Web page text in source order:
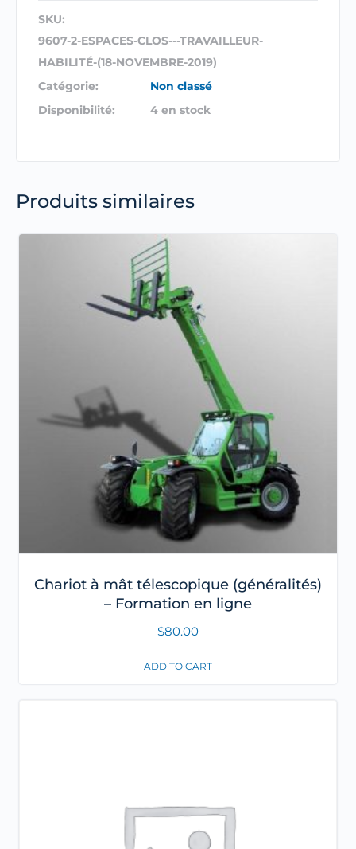
SKU:
9607-2-ESPACES-CLOS---TRAVAILLEUR-
HABILITÉ-(18-NOVEMBRE-2019)
Catégorie:
Non classé
Disponibilité:
4 en stock
Produits similaires
Chariot à mât télescopique (généralités)
– Formation en ligne
$80.00
ADD TO CART